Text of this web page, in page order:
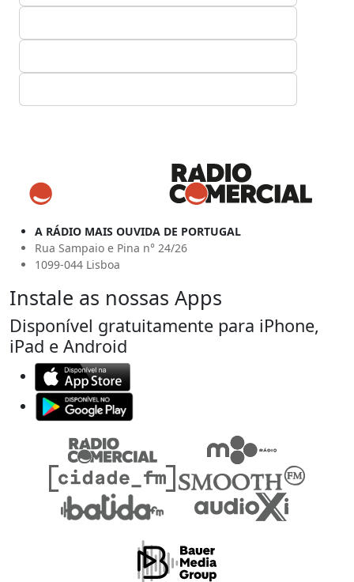
A RÁDIO MAIS OUVIDA DE PORTUGAL
Rua Sampaio e Pina n° 24/26
1099-044 Lisboa
Instale as nossas Apps
Disponível gratuitamente para iPhone,
iPad e Android